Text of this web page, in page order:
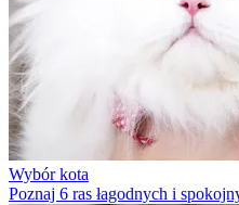
Wybór kota
Poznaj 6 ras łagodnych i